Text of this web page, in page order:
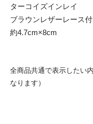
ターコイズインレイ
ブラウンレザーレース付
約4.7cm×8cm
全商品共通で表示したい
なります）